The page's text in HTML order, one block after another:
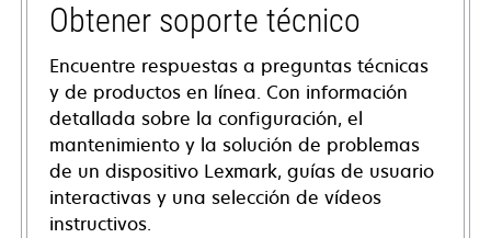
Obtener soporte técnico
Encuentre respuestas a preguntas técnicas
y de productos en línea. Con información
detallada sobre la configuración, el
mantenimiento y la solución de problemas
de un dispositivo Lexmark, guías de usuario
interactivas y una selección de vídeos
instructivos.